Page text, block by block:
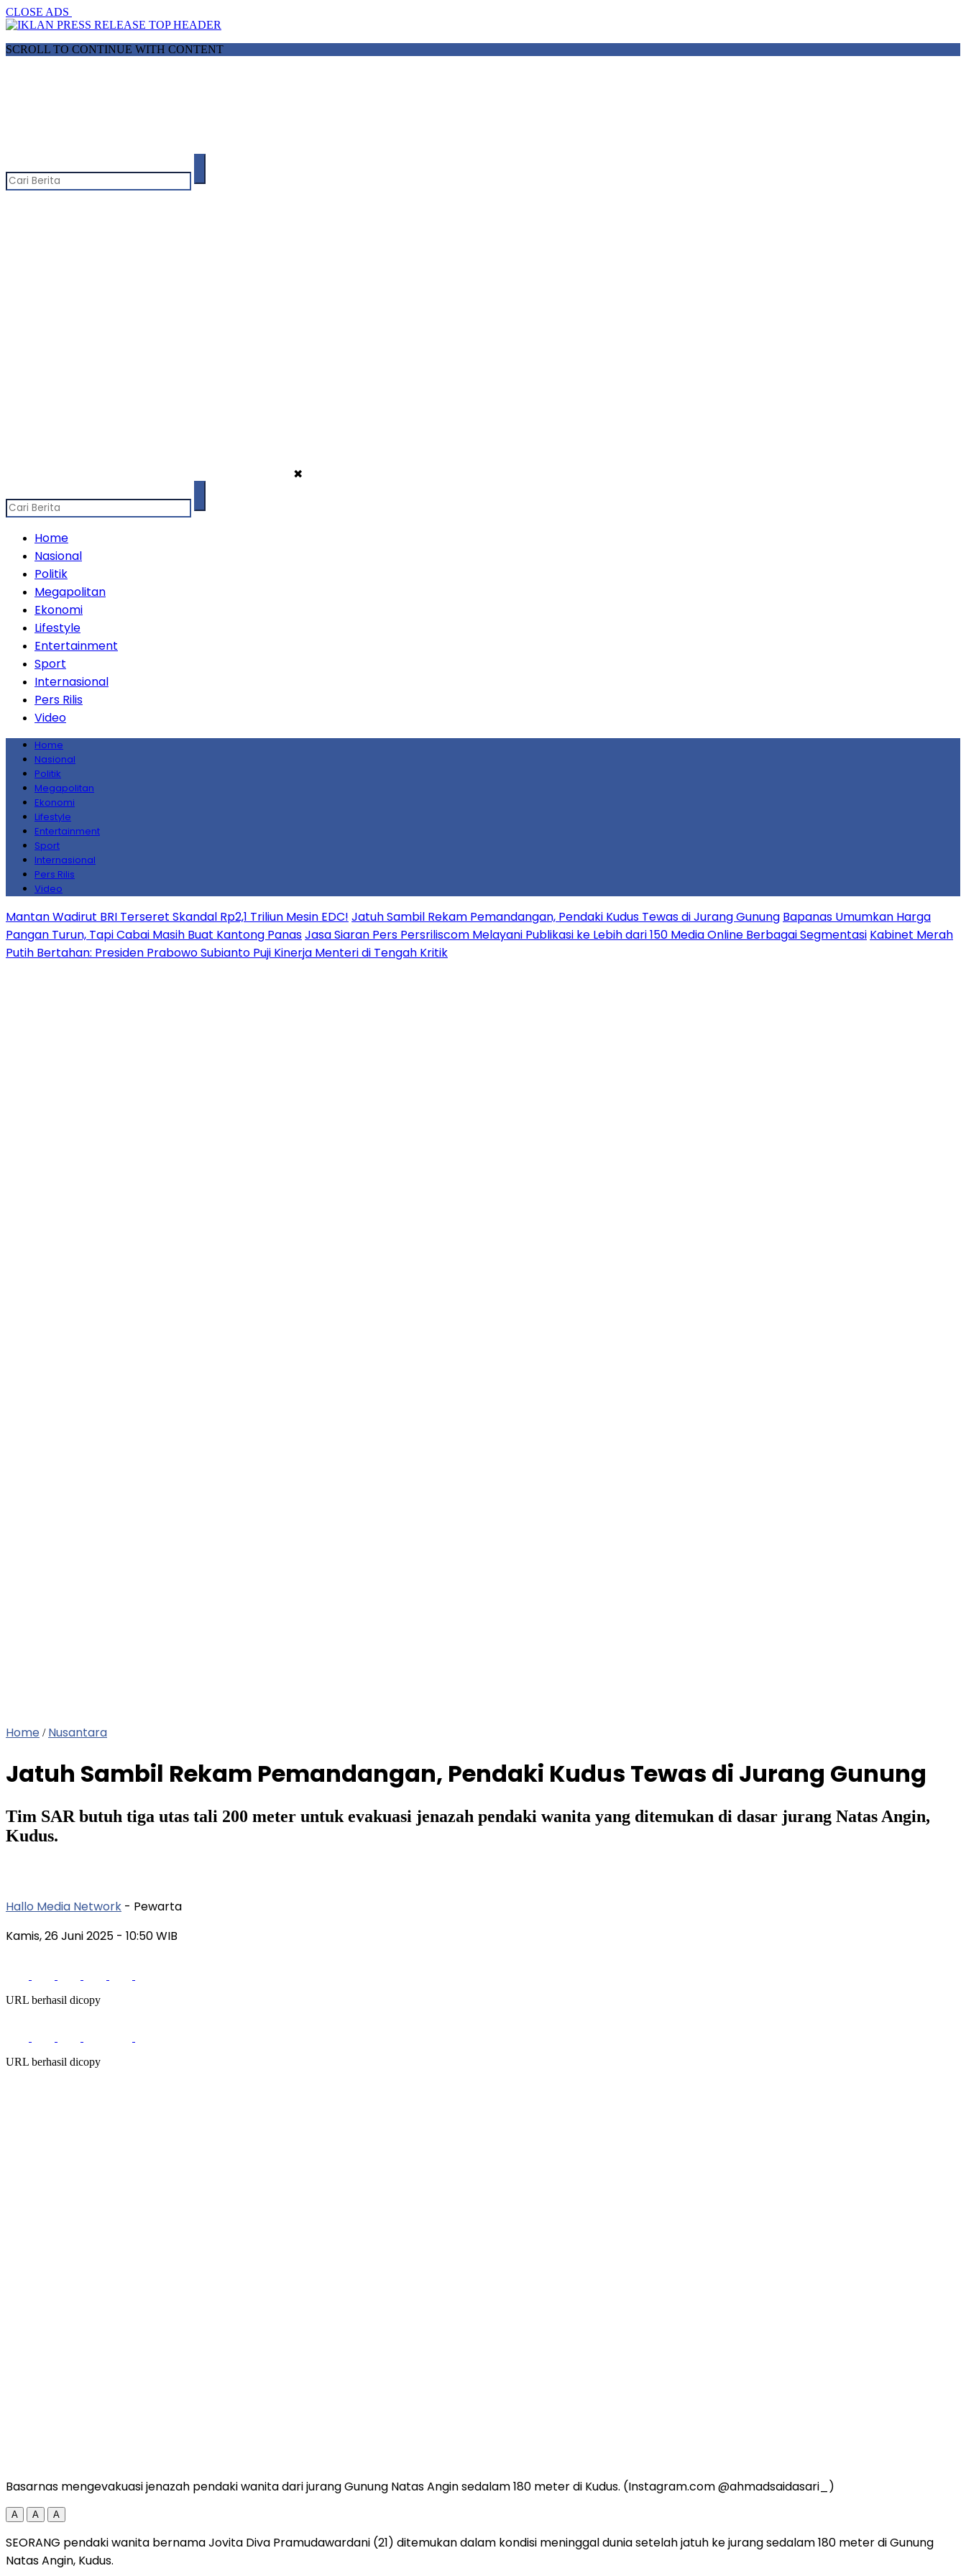
CLOSE ADS
SCROLL TO CONTINUE WITH CONTENT
✖
Home
Nasional
Politik
Megapolitan
Ekonomi
Lifestyle
Entertainment
Sport
Internasional
Pers Rilis
Video
Home
Nasional
Politik
Megapolitan
Ekonomi
Lifestyle
Entertainment
Sport
Internasional
Pers Rilis
Video
Mantan Wadirut BRI Terseret Skandal Rp2,1 Triliun Mesin EDC! Jatuh Sambil Rekam Pemandangan, Pendaki Kudus Tewas di Jurang Gunung Bapanas Umumkan Harga
Pangan Turun, Tapi Cabai Masih Buat Kantong PanasJasa Siaran Pers Persriliscom Melayani Publikasi ke Lebih dari 150 Media Online Berbagai Segmentasi Kabinet Merah
Putih Bertahan: Presiden Prabowo Subianto Puji Kinerja Menteri di Tengah Kritik
Home / Nusantara
Jatuh Sambil Rekam Pemandangan, Pendaki Kudus Tewas di Jurang Gunung
Tim SAR butuh tiga utas tali 200 meter untuk evakuasi jenazah pendaki wanita yang ditemukan di dasar jurang Natas Angin,
Kudus.
Hallo Media Network - Pewarta
Kamis, 26 Juni 2025 - 10:50 WIB
URL berhasil dicopy
URL berhasil dicopy
Basarnas mengevakuasi jenazah pendaki wanita dari jurang Gunung Natas Angin sedalam 180 meter di Kudus. (Instagram.com @ahmadsaidasari_)
A A A
SEORANG pendaki wanita bernama Jovita Diva Pramudawardani (21) ditemukan dalam kondisi meninggal dunia setelah jatuh ke jurang sedalam 180 meter di Gunung
Natas Angin, Kudus.